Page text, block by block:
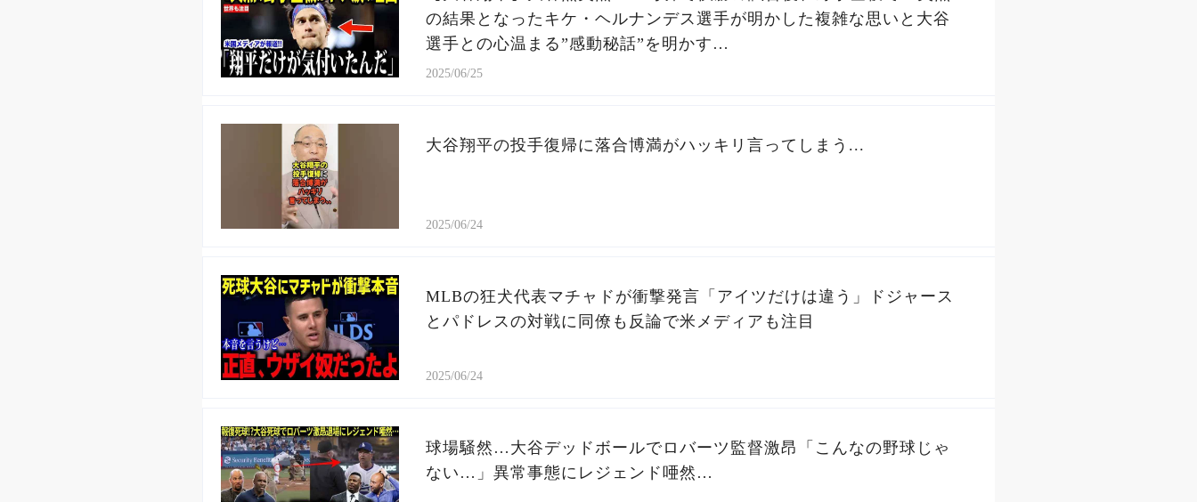
の結果となったキケ・ヘルナンデス選手が明かした複雑な思いと大谷
選手との心温まる”感動秘話”を明かす…
2025/06/25
大谷翔平の投手復帰に落合博満がハッキリ言ってしまう...
2025/06/24
MLBの狂犬代表マチャドが衝撃発言「アイツだけは違う」ドジャース
とパドレスの対戦に同僚も反論で米メディアも注目
2025/06/24
球場騒然…大谷デッドボールでロバーツ監督激昂「こんなの野球じゃ
ない…」異常事態にレジェンド唖然…